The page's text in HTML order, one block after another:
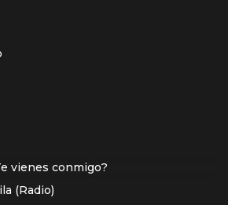
vienes conmigo?
(Radio)